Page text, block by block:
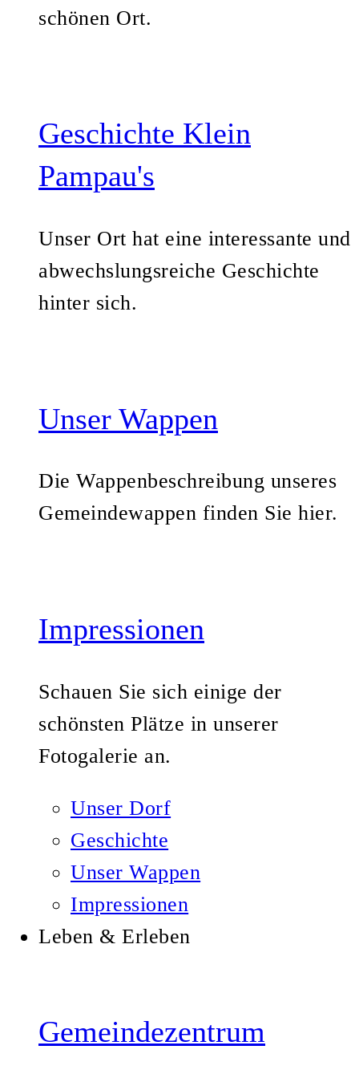
schönen Ort.
Geschichte Klein
Pampau's
Unser Ort hat eine interessante und
abwechslungsreiche Geschichte
hinter sich.
Unser Wappen
Die Wappenbeschreibung unseres
Gemeindewappen finden Sie hier.
Impressionen
Schauen Sie sich einige der
schönsten Plätze in unserer
Fotogalerie an.
Unser Dorf
Geschichte
Unser Wappen
Impressionen
Leben & Erleben
Gemeindezentrum